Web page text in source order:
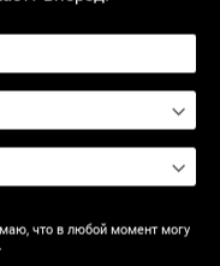
что в любой момент могу